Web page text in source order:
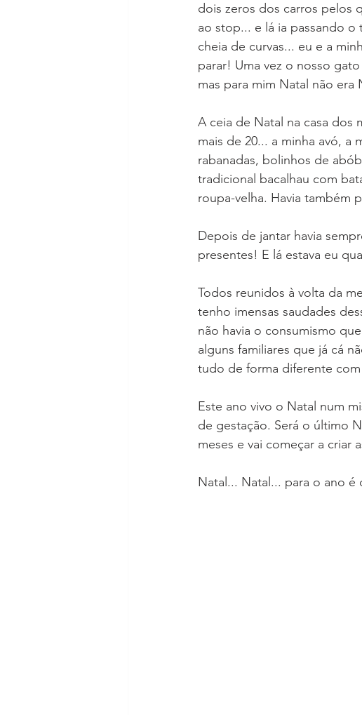
dois zeros dos carros pelos
ao stop... e lá ia passando
cheia de curvas... eu e a
parar! Uma vez o nosso
mas para mim Natal não era
A ceia de Natal na casa dos
mais de 20... a minha avó, a
rabanadas, bolinhos de
tradicional bacalhau com
roupa-velha. Havia também
Depois de jantar havia
presentes! E lá estava eu
Todos reunidos à volta da
tenho imensas saudades
não havia o consumismo
alguns familiares que já cá
tudo de forma diferente
Este ano vivo o Natal num
de gestação. Será o último
meses e vai começar a criar
Natal... Natal... para o ano